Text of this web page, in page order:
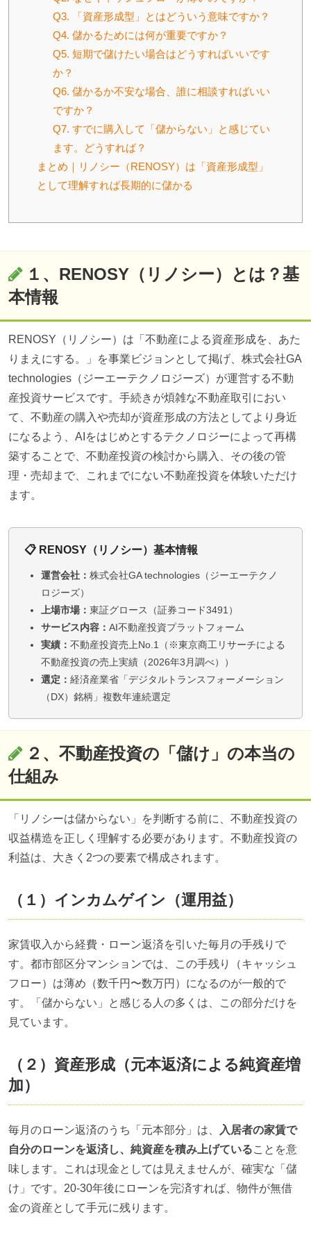
Q3. 「資産形成型」とはどういう意味ですか？
Q4. 儲かるためには何が重要ですか？
Q5. 短期で儲けたい場合はどうすればいいです
か？
Q6. 儲かるか不安な場合、誰に相談すればいい
ですか？
Q7. すでに購入して「儲からない」と感じてい
ます。どうすれば？
まとめ｜リノシー（RENOSY）は「資産形成型」
として理解すれば長期的に儲かる
１、RENOSY（リノシー）とは？基
本情報
RENOSY（リノシー）は「不動産による資産形成を、あた
りまえにする。」を事業ビジョンとして掲げ、株式会社GA
technologies（ジーエーテクノロジーズ）が運営する不動
産投資サービスです。手続きが煩雑な不動産取引におい
て、不動産の購入や売却が資産形成の方法としてより身近
になるよう、AIをはじめとするテクノロジーによって再構
築することで、不動産投資の検討から購入、その後の管
理・売却まで、これまでにない不動産投資を体験いただけ
ます。
📋 RENOSY（リノシー）基本情報
運営会社： 株式会社GA technologies（ジーエーテクノ
ロジーズ）
上場市場： 東証グロース（証券コード3491）
サービス内容： AI不動産投資プラットフォーム
実績： 不動産投資売上No.1（※東京商工リサーチによる
不動産投資の売上実績（2026年3月調べ））
選定： 経済産業省「デジタルトランスフォーメーション
（DX）銘柄」複数年連続選定
２、不動産投資の「儲け」の本当の
仕組み
「リノシーは儲からない」を判断する前に、不動産投資の
収益構造を正しく理解する必要があります。不動産投資の
利益は、大きく2つの要素で構成されます。
（１）インカムゲイン（運用益）
家賃収入から経費・ローン返済を引いた毎月の手残りで
す。都市部区分マンションでは、この手残り（キャッシュ
フロー）は薄め（数千円〜数万円）になるのが一般的で
す。「儲からない」と感じる人の多くは、この部分だけを
見ています。
（２）資産形成（元本返済による純資産増
加）
毎月のローン返済のうち「元本部分」は、
入居者の家賃で
自分のローンを返済し、純資産を積み上げていることを意
味します。これは現金としては見えませんが、確実な「儲
け」です。20-30年後にローンを完済すれば、物件が無借
金の資産として手元に残ります。